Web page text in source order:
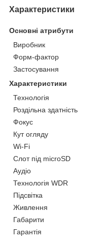
Характеристики
Основні атрибути
Виробник
Форм-фактор
Застосування
Характеристики
Технологія
Роздільна здатність
Фокус
Кут огляду
Wi-Fi
Слот під microSD
Аудіо
Технологія WDR
Підсвітка
Живлення
Габарити
Гарантія